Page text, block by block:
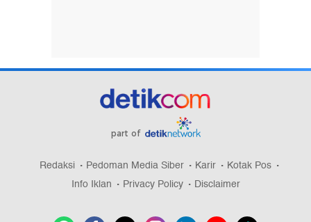
part of
Redaksi Pedoman Media Siber Karir
Kotak Pos
Info Iklan
Privacy Policy Disclaimer